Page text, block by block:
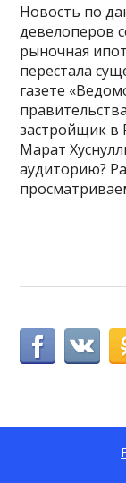
Новость по
девелоперов
рыночная
перестала
газете
застройщик в
Марат
аудиторию?